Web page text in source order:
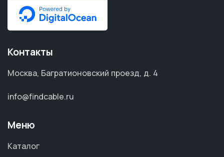
Контакты
Москва, Багратионовский проезд, д. 4
info@findcable.ru
Меню
Каталог